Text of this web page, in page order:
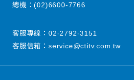
總機：(02)6600-7766
客服專線： 02-2792-3151
客服信箱： service@ctitv.com.tw